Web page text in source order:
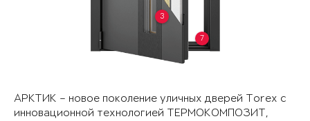
3
7
АРКТИК – новое поколение уличных дверей Torex с
инновационной технологией ТЕРМОКОМПОЗИТ,